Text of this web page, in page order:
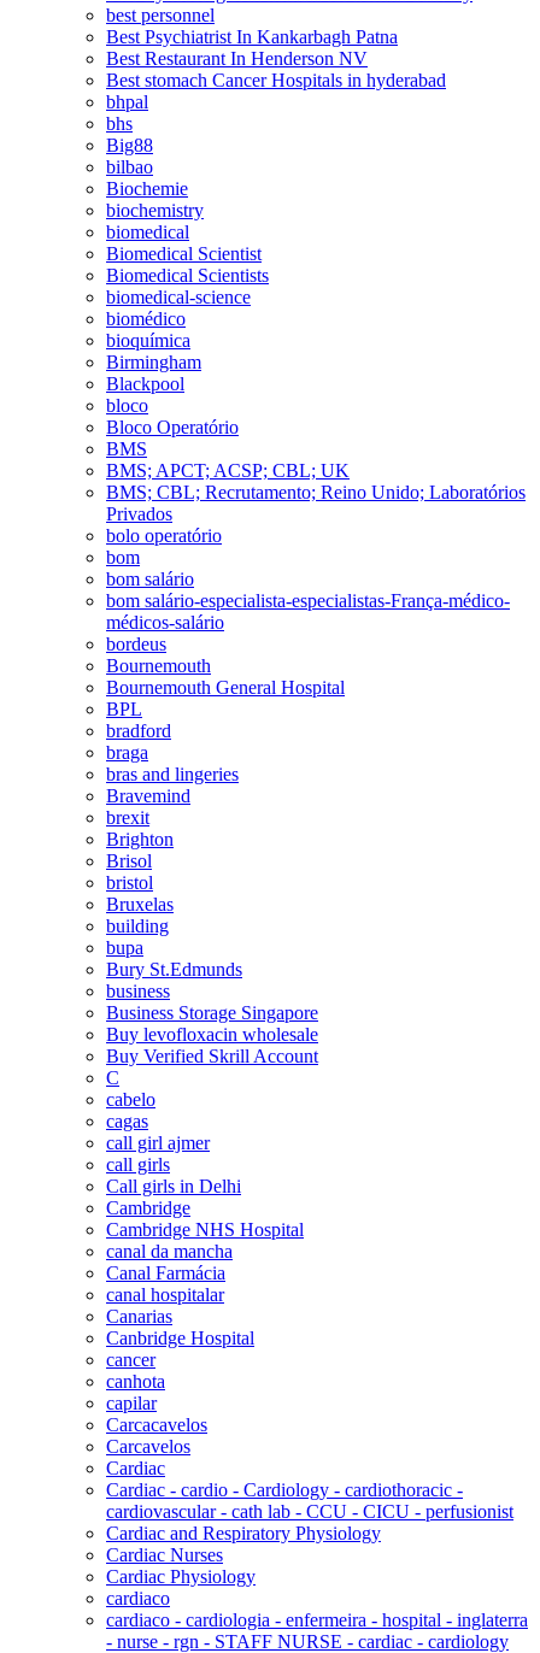
best personnel
Best Psychiatrist In Kankarbagh Patna
Best Restaurant In Henderson NV
Best stomach Cancer Hospitals in hyderabad
bhpal
bhs
Big88
bilbao
Biochemie
biochemistry
biomedical
Biomedical Scientist
Biomedical Scientists
biomedical-science
biomédico
bioquímica
Birmingham
Blackpool
bloco
Bloco Operatório
BMS
BMS; APCT; ACSP; CBL; UK
BMS; CBL; Recrutamento; Reino Unido; Laboratórios
Privados
bolo operatório
bom
bom salário
bom salário-especialista-especialistas-França-médico-
médicos-salário
bordeus
Bournemouth
Bournemouth General Hospital
BPL
bradford
braga
bras and lingeries
Bravemind
brexit
Brighton
Brisol
bristol
Bruxelas
building
bupa
Bury St.Edmunds
business
Business Storage Singapore
Buy levofloxacin wholesale
Buy Verified Skrill Account
C
cabelo
cagas
call girl ajmer
call girls
Call girls in Delhi
Cambridge
Cambridge NHS Hospital
canal da mancha
Canal Farmácia
canal hospitalar
Canarias
Canbridge Hospital
cancer
canhota
capilar
Carcacavelos
Carcavelos
Cardiac
Cardiac - cardio - Cardiology - cardiothoracic -
cardiovascular - cath lab - CCU - CICU - perfusionist
Cardiac and Respiratory Physiology
Cardiac Nurses
Cardiac Physiology
cardiaco
cardiaco - cardiologia - enfermeira - hospital - inglaterra
- nurse - rgn - STAFF NURSE - cardiac - cardiology